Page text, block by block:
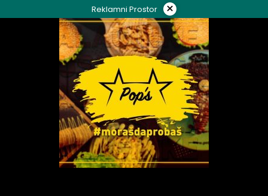
to
Reklamni Prostor ×